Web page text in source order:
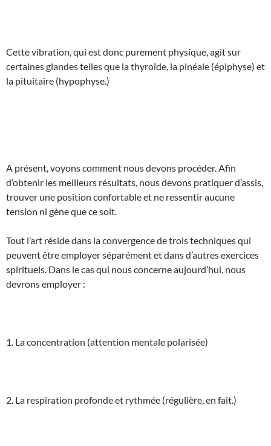
Cette vibration, qui est donc purement physique, agit sur
certaines glandes telles que la thyroïde, la pinéale (épiphyse) et
la pituitaire (hypophyse.)
A présent, voyons comment nous devons procéder. Afin
d’obtenir les meilleurs résultats, nous devons pratiquer d’assis,
trouver une position confortable et ne ressentir aucune
tension ni gène que ce soit.
Tout l’art réside dans la convergence de trois techniques qui
peuvent être employer séparément et dans d’autres exercices
spirituels. Dans le cas qui nous concerne aujourd’hui, nous
devrons employer :
1. La concentration (attention mentale polarisée)
2. La respiration profonde et rythmée (régulière, en fait.)